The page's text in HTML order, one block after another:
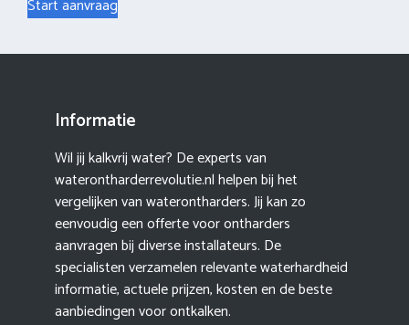
Start aanvraag
Informatie
Wil jij kalkvrij water? De experts van
waterontharderrevolutie.nl helpen bij het
vergelijken van waterontharders. Jij kan zo
eenvoudig een offerte voor ontharders
aanvragen bij diverse installateurs. De
specialisten verzamelen relevante waterhardheid
informatie, actuele prijzen, kosten en de beste
aanbiedingen voor ontkalken.